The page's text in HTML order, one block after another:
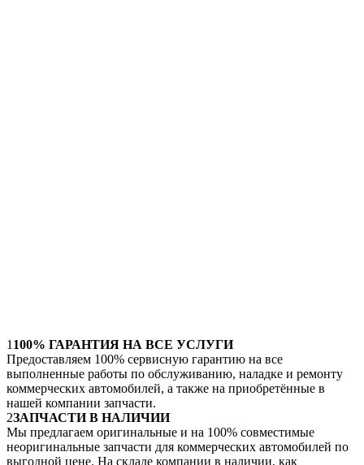
1 100% ГАРАНТИЯ НА ВСЕ УСЛУГИ
Предоставляем 100% сервисную гарантию на все
выполненные работы по обслуживанию, наладке и ремонту
коммерческих автомобилей, а также на приобретённые в
нашей компании запчасти.
2ЗАПЧАСТИ В НАЛИЧИИ
Мы предлагаем оригинальные и на 100% совместимые
неоригинальные запчасти для коммерческих автомобилей по
выгодной цене. На складе компании в наличии, как